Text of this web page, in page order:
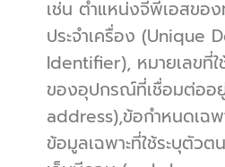
เช่น ตำแหน่งจีพีเอสขอ
ประจำเครื่อง (Unique
Identifier), หมายเลขที่
ของอุปกรณ์ที่เชื่อมต่ออ
address),ข้อกำหนดเฉพ
ข้อมูลเฉพาะที่ใช้ระบุตัว